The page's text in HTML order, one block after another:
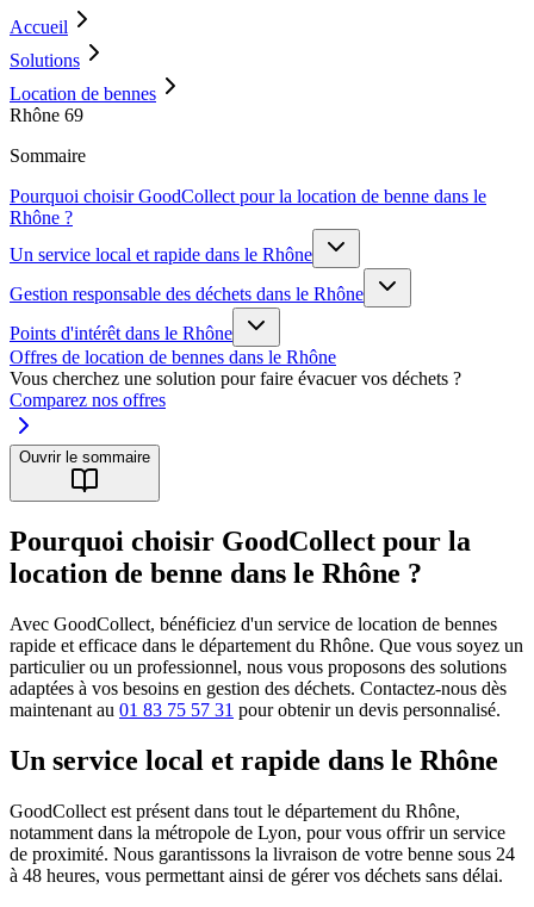
Accueil
Solutions
Location de bennes
Rhône 69
Sommaire
Pourquoi choisir GoodCollect pour la location de benne dans le
Rhône ?
Un service local et rapide dans le Rhône
Gestion responsable des déchets dans le Rhône
Points d'intérêt dans le Rhône
Offres de location de bennes dans le Rhône
Vous cherchez une solution pour faire évacuer vos déchets ?
Comparez nos offres
Ouvrir le sommaire
Pourquoi choisir GoodCollect pour la
location de benne dans le Rhône ?
Avec GoodCollect, bénéficiez d'un service de location de bennes
rapide et efficace dans le département du Rhône. Que vous soyez un
particulier ou un professionnel, nous vous proposons des solutions
adaptées à vos besoins en gestion des déchets. Contactez-nous dès
maintenant au 01 83 75 57 31 pour obtenir un devis personnalisé.
Un service local et rapide dans le Rhône
GoodCollect est présent dans tout le département du Rhône,
notamment dans la métropole de Lyon, pour vous offrir un service
de proximité. Nous garantissons la livraison de votre benne sous 24
à 48 heures, vous permettant ainsi de gérer vos déchets sans délai.